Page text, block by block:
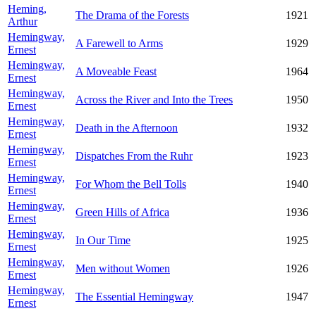
Heming,
Arthur
The Drama of the Forests
1921
Hemingway,
Ernest
A Farewell to Arms
1929
Hemingway,
Ernest
A Moveable Feast
1964
Hemingway,
Ernest
Across the River and Into the Trees
1950
Hemingway,
Ernest
Death in the Afternoon
1932
Hemingway,
Ernest
Dispatches From the Ruhr
1923
Hemingway,
Ernest
For Whom the Bell Tolls
1940
Hemingway,
Ernest
Green Hills of Africa
1936
Hemingway,
Ernest
In Our Time
1925
Hemingway,
Ernest
Men without Women
1926
Hemingway,
Ernest
The Essential Hemingway
1947